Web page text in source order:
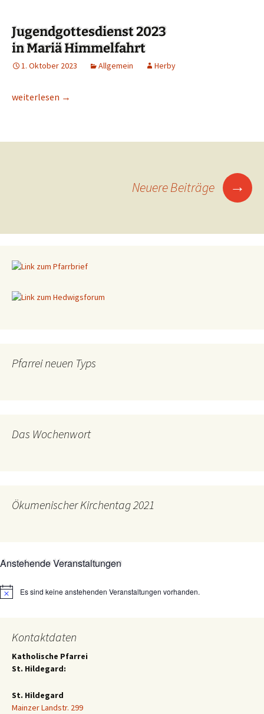
Jugendgottesdienst 2023
in Mariä Himmelfahrt
1. Oktober 2023 Allgemein Herby
Jugendgottesdienst 2023 in Mariä Himmelfahrt
weiterlesen →
Beitragsnavigation
Neuere Beiträge →
Pfarrei neuen Typs
Das Wochenwort
Ökumenischer Kirchentag 2021
Anstehende Veranstaltungen
HinweisEs sind keine anstehenden Veranstaltungen vorhanden.
Kontaktdaten
Katholische Pfarrei
St. Hildegard:
St. Hildegard
Mainzer Landstr. 299